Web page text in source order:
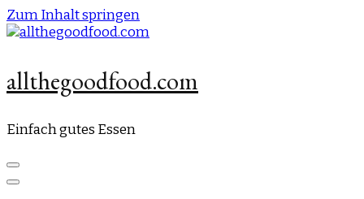
Zum Inhalt springen
allthegoodfood.com
Einfach gutes Essen